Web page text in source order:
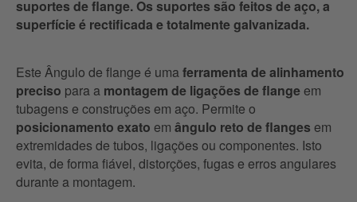
suportes de flange. Os suportes são feitos de aço, a
superfície é rectificada e totalmente galvanizada.
Este Ângulo de flange é umaferramenta de alinhamento
preciso para a montagem de ligações de flangeem
tubagens e construções em aço. Permite o
posicionamento exato em ângulo reto de flanges em
extremidades de tubos, ligações ou componentes. Isto
evita, de forma fiável, distorções, fugas e erros angulares
durante a montagem.